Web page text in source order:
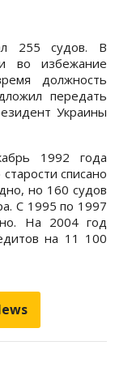
255 судов. В
во избежание
должность
передать
Украины
1992 года
списано
но 160 судов
С 1995 по 1997
На 2004 год
на 11 100